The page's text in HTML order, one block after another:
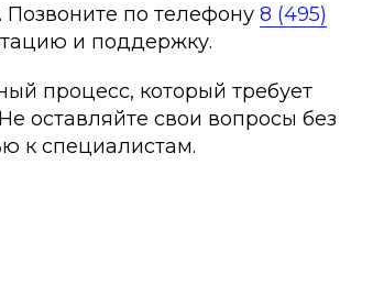
по телефону 8 (495)
и поддержку.
процесс, который требует
оставляйте свои вопросы без
к специалистам.